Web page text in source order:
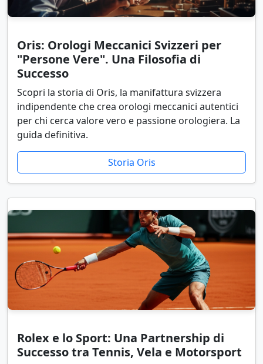
Oris: Orologi Meccanici Svizzeri per
"Persone Vere". Una Filosofia di
Successo
Scopri la storia di Oris, la manifattura svizzera
indipendente che crea orologi meccanici autentici
per chi cerca valore vero e passione orologiera. La
guida definitiva.
Storia Oris
Rolex e lo Sport: Una Partnership di
Successo tra Tennis, Vela e Motorsport